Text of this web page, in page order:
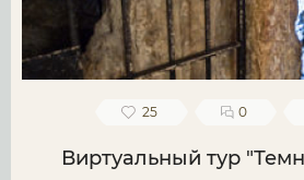
25 0
Виртуальный тур